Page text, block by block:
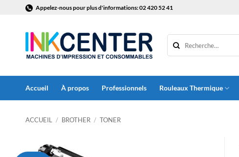
contenu
Appelez-nous pour plus d'informations: 02 420 52 41
Accueil À propos Professionnels Rouleaux Thermique
ACCUEIL / BROTHER / TONER